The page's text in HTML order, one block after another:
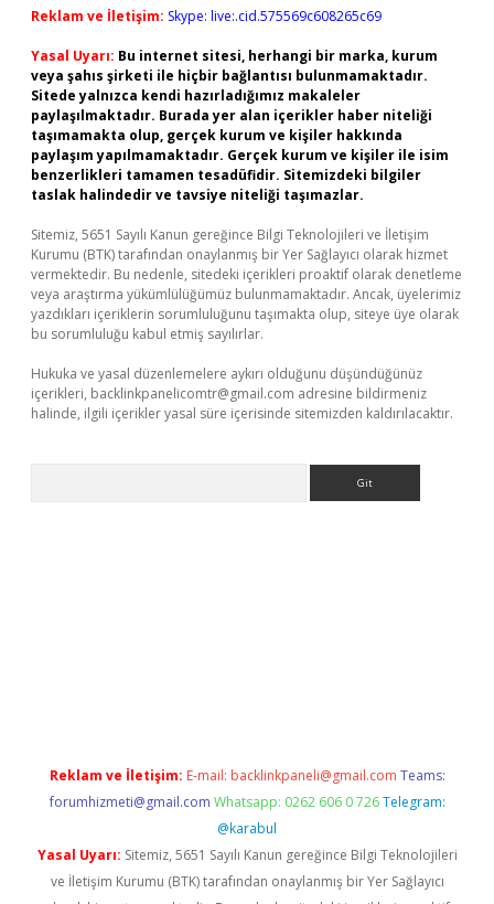
Reklam ve İletişim: Skype: live:.cid.575569c608265c69
Yasal Uyarı: Bu internet sitesi, herhangi bir marka, kurum
veya şahıs şirketi ile hiçbir bağlantısı bulunmamaktadır.
Sitede yalnızca kendi hazırladığımız makaleler
paylaşılmaktadır. Burada yer alan içerikler haber niteliği
taşımamakta olup, gerçek kurum ve kişiler hakkında
paylaşım yapılmamaktadır. Gerçek kurum ve kişiler ile isim
benzerlikleri tamamen tesadüfidir. Sitemizdeki bilgiler
taslak halindedir ve tavsiye niteliği taşımazlar.
Sitemiz, 5651 Sayılı Kanun gereğince Bilgi Teknolojileri ve İletişim
Kurumu (BTK) tarafından onaylanmış bir Yer Sağlayıcı olarak hizmet
vermektedir. Bu nedenle, sitedeki içerikleri proaktif olarak denetleme
veya araştırma yükümlülüğümüz bulunmamaktadır. Ancak, üyelerimiz
yazdıkları içeriklerin sorumluluğunu taşımakta olup, siteye üye olarak
bu sorumluluğu kabul etmiş sayılırlar.
Hukuka ve yasal düzenlemelere aykırı olduğunu düşündüğünüz
içerikleri, backlinkpanelicomtr@gmail.com adresine bildirmeniz
halinde, ilgili içerikler yasal süre içerisinde sitemizden kaldırılacaktır.
Reklam ve İletişim: E-mail: backlinkpaneli@gmail.com Teams:
forumhizmeti@gmail.com Whatsapp: 0262 606 0 726 Telegram:
@karabul
Yasal Uyarı: Sitemiz, 5651 Sayılı Kanun gereğince Bilgi Teknolojileri
ve İletişim Kurumu (BTK) tarafından onaylanmış bir Yer Sağlayıcı